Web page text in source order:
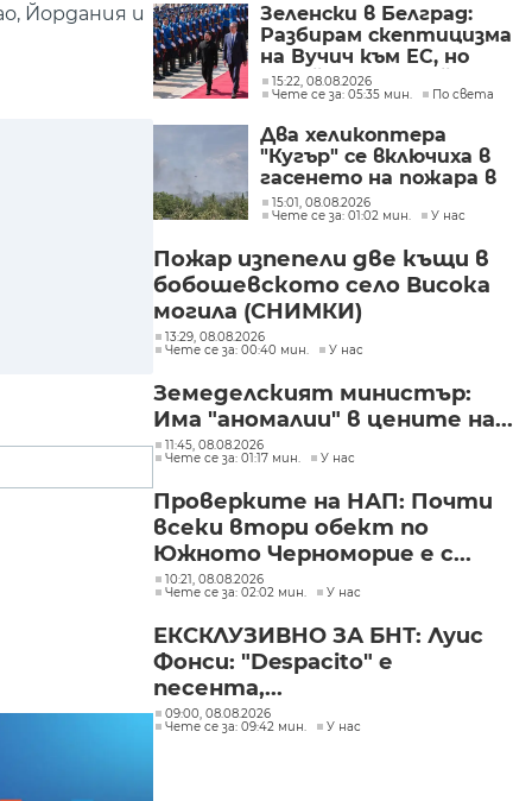
Йордания и
Зеленски в Белград:
Разбирам скептицизма
на Вучич към ЕС, но
Украйна е във война и
няма време за
скептицизъм
15:22, 08.08.2026
Чете се за: 05:35 мин.
По света
Два хеликоптера
"Кугър" се включиха в
гасенето на пожара в
Асеновградско
(СНИМКИ)
15:01, 08.08.2026
Чете се за: 01:02 мин.
У нас
Пожар изпепели две къщи в
бобошевското село Висока
могила (СНИМКИ)
13:29, 08.08.2026
Чете се за: 00:40 мин.
У нас
Земеделският министър:
Има "аномалии" в цените на...
11:45, 08.08.2026
Чете се за: 01:17 мин.
У нас
Проверките на НАП: Почти
всеки втори обект по
Южното Черноморие е с...
10:21, 08.08.2026
Чете се за: 02:02 мин.
У нас
ЕКСКЛУЗИВНО ЗА БНТ: Луис
Фонси: "Despacito" е
песента,...
09:00, 08.08.2026
Чете се за: 09:42 мин.
У нас